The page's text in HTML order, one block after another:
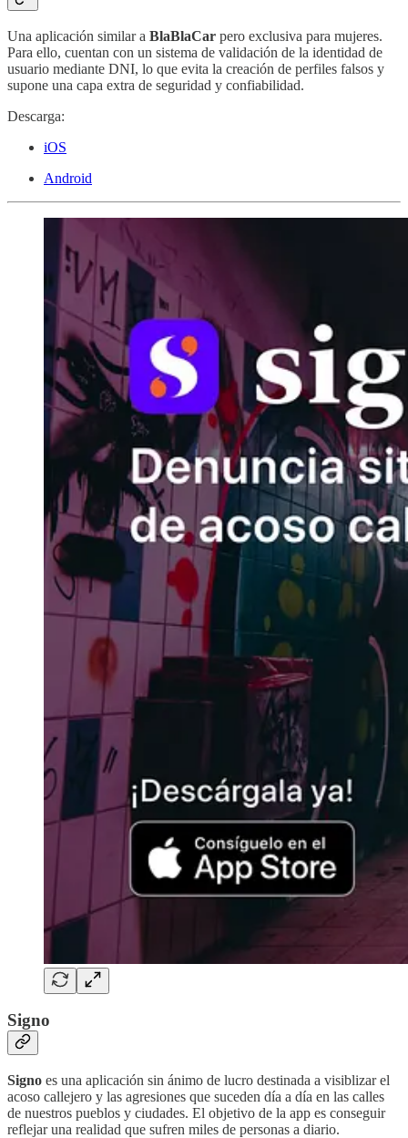
Una aplicación similar a BlaBlaCar pero exclusiva para mujeres.
Para ello, cuentan con un sistema de validación de la identidad de
usuario mediante DNI, lo que evita la creación de perfiles falsos y
supone una capa extra de seguridad y confiabilidad.
Descarga:
iOS
Android
Signo
Signo es una aplicación sin ánimo de lucro destinada a visiblizar el
acoso callejero y las agresiones que suceden día a día en las calles
de nuestros pueblos y ciudades. El objetivo de la app es conseguir
reflejar una realidad que sufren miles de personas a diario.